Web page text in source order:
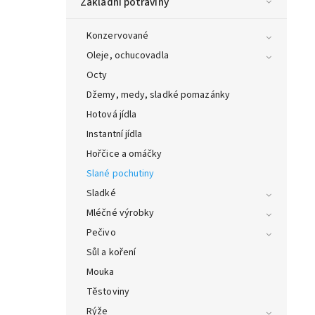
Konzervované
Oleje, ochucovadla
Octy
Džemy, medy, sladké pomazánky
Hotová jídla
Instantní jídla
Hořčice a omáčky
Slané pochutiny
Sladké
Mléčné výrobky
Pečivo
Sůl a koření
Mouka
Těstoviny
Rýže